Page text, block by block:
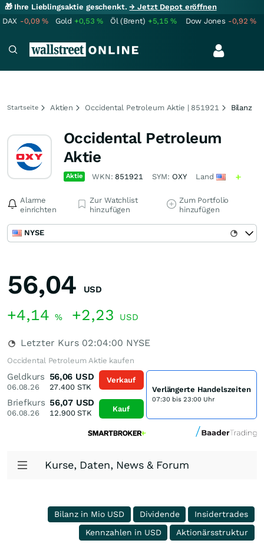
🎁 Ihre Lieblingsaktie geschenkt.→ Jetzt Depot eröffnen
DAX -0,09% Gold +0,53% Öl (Brent) +5,15% Dow Jones -0,92%
Startseite Aktien Occidental Petroleum Aktie | 851921 Bilanz
Occidental Petroleum
Aktie
Aktie WKN: 851921 SYM: OXY Land
Alarme
einrichten
Zur Watchlist
hinzufügen
Zum Portfolio
hinzufügen
NYSE
56,04 USD
+4,14 % +2,23 USD
Letzter Kurs 02:04:00 NYSE
Occidental Petroleum Aktie kaufen
Geldkurs
06.08.26
56,06 USD
27.400STK
Briefkurs
06.08.26
56,07 USD
12.900STK
Verkauf
Kauf
Verlängerte Handelszeiten
07:30 bis 23:00 Uhr
Kurse, Daten, News & Forum
Bilanz in Mio USD Dividende
Insidertrades
Kennzahlen in USD
Aktionärsstruktur